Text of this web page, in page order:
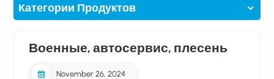
Категории Продуктов
Военные, автосервис, плесень
November 26, 2024